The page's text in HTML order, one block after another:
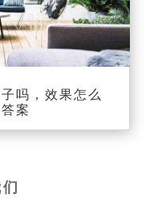
吗，效果怎么
案